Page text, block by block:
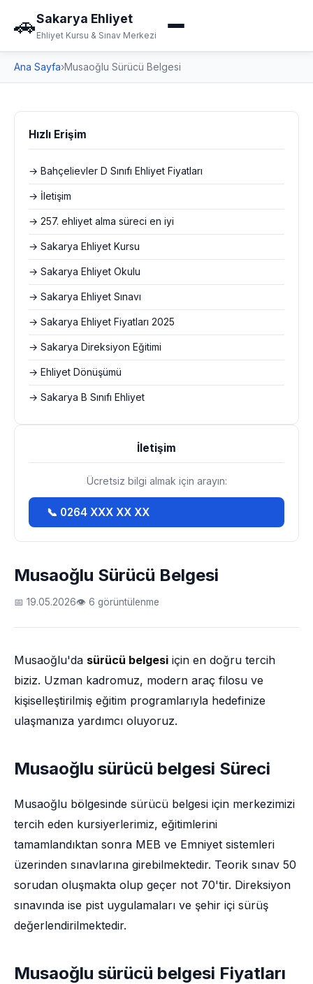
🚗Sakarya Ehliyet
Ehliyet Kursu & Sınav Merkezi
Ana Sayfa›Musaoğlu Sürücü Belgesi
Musaoğlu Sürücü Belgesi
📅 19.05.2026👁 6 görüntülenme
Musaoğlu'da sürücü belgesi için en doğru tercih
biziz. Uzman kadromuz, modern araç filosu ve
kişiselleştirilmiş eğitim programlarıyla hedefinize
ulaşmanıza yardımcı oluyoruz.
Musaoğlu sürücü belgesi Süreci
Musaoğlu bölgesinde sürücü belgesi için merkezimizi
tercih eden kursiyerlerimiz, eğitimlerini
tamamlandıktan sonra MEB ve Emniyet sistemleri
üzerinden sınavlarına girebilmektedir. Teorik sınav 50
sorudan oluşmakta olup geçer not 70'tir. Direksiyon
sınavında ise pist uygulamaları ve şehir içi sürüş
değerlendirilmektedir.
Musaoğlu sürücü belgesi Fiyatları
Hızlı Erişim
→ Bahçelievler D Sınıfı Ehliyet Fiyatları
→ İletişim
→ 257. ehliyet alma süreci en iyi
→ Sakarya Ehliyet Kursu
→ Sakarya Ehliyet Okulu
→ Sakarya Ehliyet Sınavı
→ Sakarya Ehliyet Fiyatları 2025
→ Sakarya Direksiyon Eğitimi
→ Ehliyet Dönüşümü
→ Sakarya B Sınıfı Ehliyet
İletişim
Ücretsiz bilgi almak için arayın:
📞 0264 XXX XX XX